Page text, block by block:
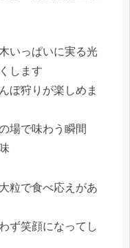
いっぱいに実る光
します
ぼ狩りが楽しめま
場で味わう瞬間
粒で食べ応えがあ
ず笑顔になってし